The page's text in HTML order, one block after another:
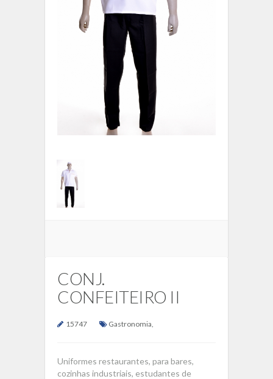
CONJ.
CONFEITEIRO II
15747 Gastronomia
Uniformes restaurantes, para bares,
cozinhas industriais, estudantes de